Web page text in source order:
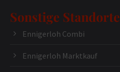
Sonstige Standorte
Ennigerloh Combi
Ennigerloh Marktkauf